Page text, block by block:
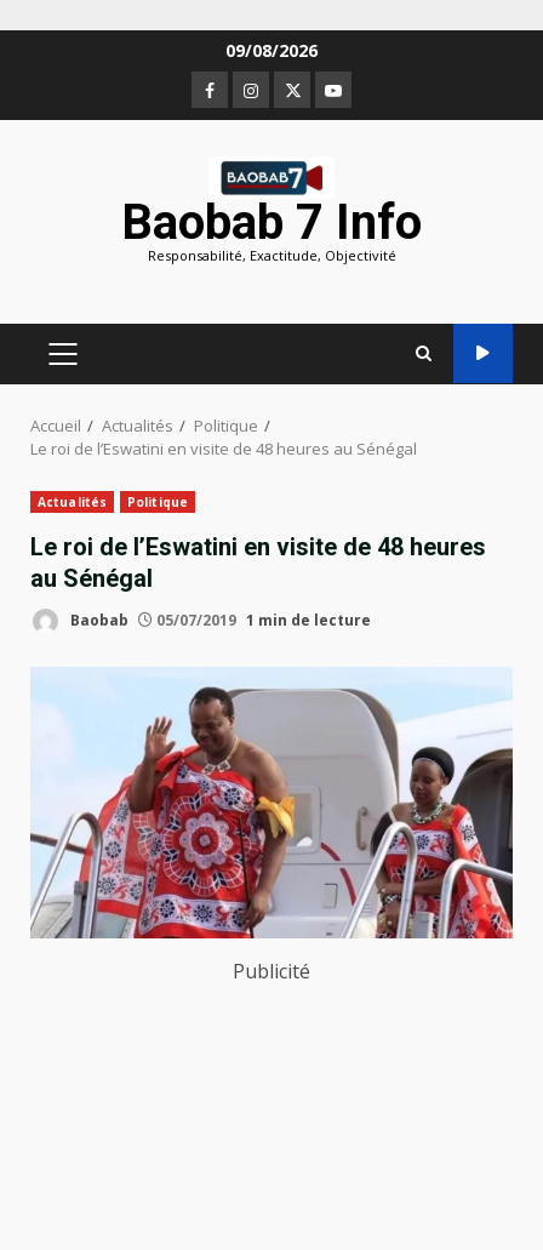
09/08/2026
Facebook
Instagram
TwitterYoutube
Baobab 7 Info
Responsabilité, Exactitude, Objectivité
MENU
PRINCIPAL
Accueil Actualités
Politique
Le roi de l’Eswatini en visite de 48 heures au Sénégal
Actualités Politique
Le roi de l’Eswatini en visite de 48 heures
au Sénégal
Baobab 05/07/2019 1 min de lecture
Publicité